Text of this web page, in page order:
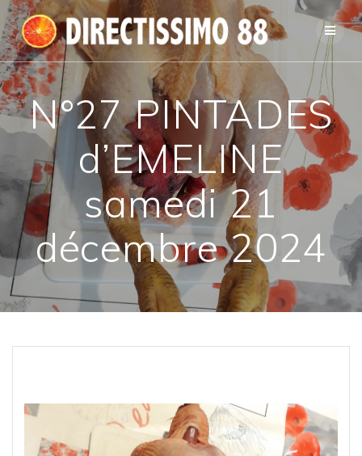
Passer
au
contenu
N°27 PINTADES
d’EMELINE
samedi 21
décembre 2024